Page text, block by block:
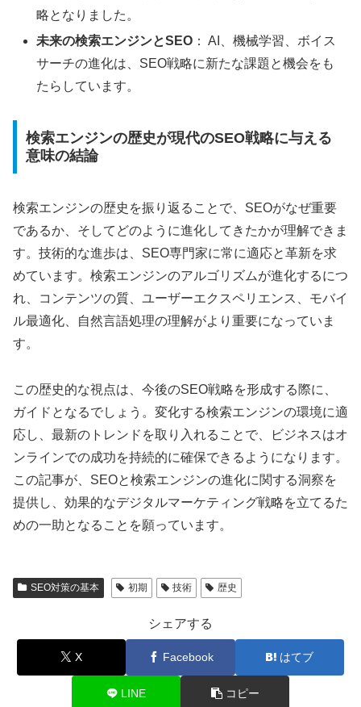
略となりました。
未来の検索エンジンとSEO ： AI、機械学習、ボイス
サーチの進化は、SEO戦略に新たな課題と機会をも
たらしています。
検索エンジンの歴史が現代のSEO戦略に与える
意味の結論
検索エンジンの歴史を振り返ることで、SEOがなぜ重要
であるか、そしてどのように進化してきたかが理解できま
す。技術的な進歩は、SEO専門家に常に適応と革新を求
めています。検索エンジンのアルゴリズムが進化するにつ
れ、コンテンツの質、ユーザーエクスペリエンス、モバイ
ル最適化、自然言語処理の理解がより重要になっていま
す。
この歴史的な視点は、今後のSEO戦略を形成する際に、
ガイドとなるでしょう。変化する検索エンジンの環境に適
応し、最新のトレンドを取り入れることで、ビジネスはオ
ンラインでの成功を持続的に確保できるようになります。
この記事が、SEOと検索エンジンの進化に関する洞察を
提供し、効果的なデジタルマーケティング戦略を立てるた
めの一助となることを願っています。
SEO対策の基本 初期 技術 歴史
シェアする
X Facebook はてブ
LINE コピー